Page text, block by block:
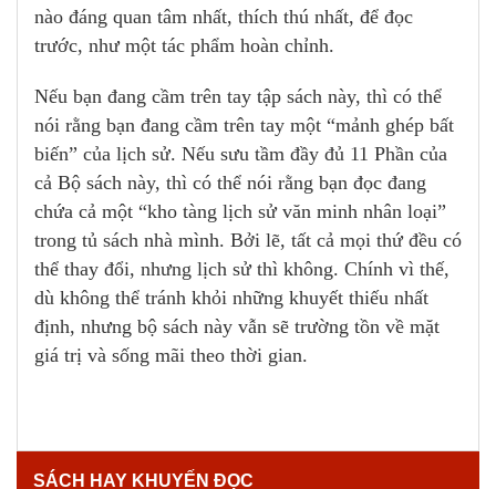
nào đáng quan tâm nhất, thích thú nhất, để đọc
trước, như một tác phẩm hoàn chỉnh.
Nếu bạn đang cầm trên tay tập sách này, thì có thể
nói rằng bạn đang cầm trên tay một “mảnh ghép bất
biến” của lịch sử. Nếu sưu tầm đầy đủ 11 Phần của
cả Bộ sách này, thì có thể nói rằng bạn đọc đang
chứa cả một “kho tàng lịch sử văn minh nhân loại”
trong tủ sách nhà mình. Bởi lẽ, tất cả mọi thứ đều có
thể thay đổi, nhưng lịch sử thì không. Chính vì thế,
dù không thể tránh khỏi những khuyết thiếu nhất
định, nhưng bộ sách này vẫn sẽ trường tồn về mặt
giá trị và sống mãi theo thời gian.
SÁCH HAY KHUYẾN ĐỌC